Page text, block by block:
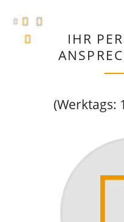
IHR
(Werktags: